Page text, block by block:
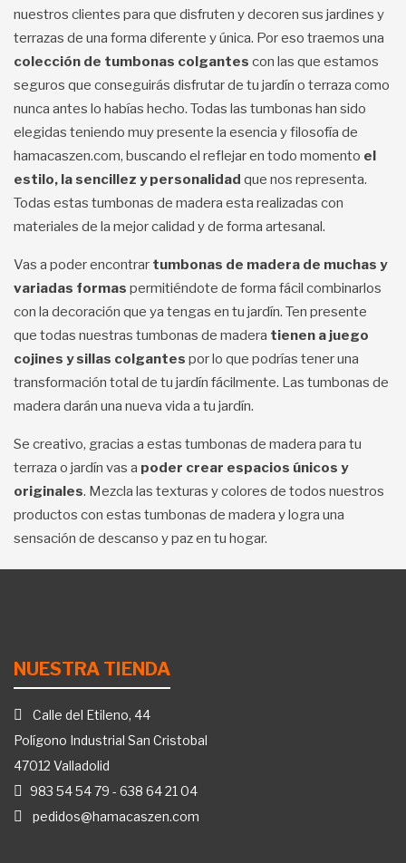
nuestros clientes para que disfruten y decoren sus jardines y
terrazas de una forma diferente y única. Por eso traemos una
colección de tumbonas colgantes con las que estamos
seguros que conseguirás disfrutar de tu jardín o terraza como
nunca antes lo habías hecho. Todas las tumbonas han sido
elegidas teniendo muy presente la esencia y filosofía de
hamacaszen.com, buscando el reflejar en todo momento el
estilo, la sencillez y personalidad que nos representa.
Todas estas tumbonas de madera esta realizadas con
materiales de la mejor calidad y de forma artesanal.
Vas a poder encontrar tumbonas de madera de muchas y
variadas formas permitiéndote de forma fácil combinarlos
con la decoración que ya tengas en tu jardín. Ten presente
que todas nuestras tumbonas de madera tienen a juego
cojines y sillas colgantes por lo que podrías tener una
transformación total de tu jardín fácilmente. Las tumbonas de
madera darán una nueva vida a tu jardín.
Se creativo, gracias a estas tumbonas de madera para tu
terraza o jardín vas a poder crear espacios únicos y
originales. Mezcla las texturas y colores de todos nuestros
productos con estas tumbonas de madera y logra una
sensación de descanso y paz en tu hogar.
NUESTRA TIENDA
Calle del Etileno, 44
Polígono Industrial San Cristobal
47012 Valladolid
983 54 54 79 - 638 64 21 04
pedidos@hamacaszen.com